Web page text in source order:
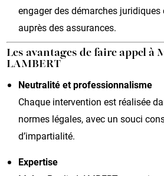
engager des démarches
auprès des assurances.
Les avantages de faire appel à
LAMBERT
Neutralité et professionnalisme
Chaque intervention est réalisée
normes légales, avec un souci
d’impartialité.
Expertise